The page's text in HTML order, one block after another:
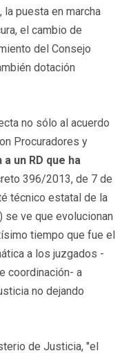
puesta en marcha
el cambio de
del Consejo
dotación
no sólo al acuerdo
Procuradores y
un RD que ha
396/2013, de 7 de
técnico estatal de la
se ve que evolucionan
tiempo que fue el
a los juzgados -
coordinación- a
no dejando
de Justicia, "el